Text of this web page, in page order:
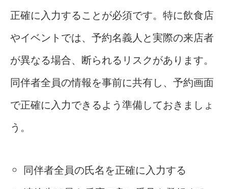
正確に入力することが必須です。特に飲食店
やイベントでは、予約名義人と実際の来店者
が異なる場合、断られるリスクがあります。
同伴者全員の情報を事前に共有し、予約画面
で正確に入力できるよう準備しておきましょ
う。
同伴者全員の氏名を正確に入力する